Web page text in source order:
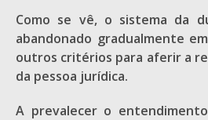
Como se vê, o sistema da
abandonado gradualmente
outros critérios para aferir a
da pessoa jurídica.
A prevalecer o